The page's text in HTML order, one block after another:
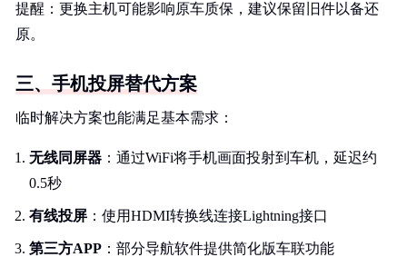
提醒：更换主机可能影响原车质保，建议保留旧件以备还
原。
三、手机投屏替代方案
临时解决方案也能满足基本需求：
无线同屏器 ：通过WiFi将手机画面投射到车机，延迟约
0.5秒
有线投屏 ：使用HDMI转换线连接Lightning接口
第三方APP ：部分导航软件提供简化版车联功能